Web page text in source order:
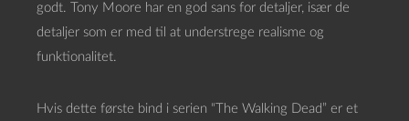
godt. Tony Moore har en god sans for detaljer, især de
detaljer som er med til at understrege realisme og
funktionalitet.
Hvis dette første bind i serien “The Walking Dead” er et